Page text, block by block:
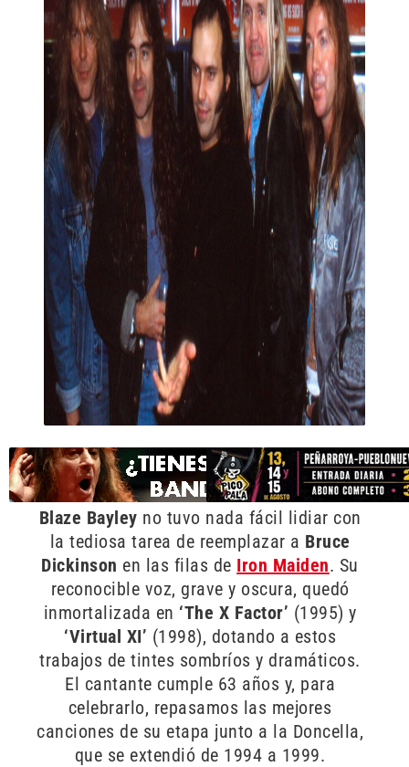
Blaze Bayley no tuvo nada fácil lidiar con
la tediosa tarea de reemplazar a Bruce
Dickinson en las filas de Iron Maiden. Su
reconocible voz, grave y oscura, quedó
inmortalizada en ‘The X Factor’ (1995) y
‘Virtual XI’ (1998), dotando a estos
trabajos de tintes sombríos y dramáticos.
El cantante cumple 63 años y, para
celebrarlo, repasamos las mejores
canciones de su etapa junto a la Doncella,
que se extendió de 1994 a 1999.